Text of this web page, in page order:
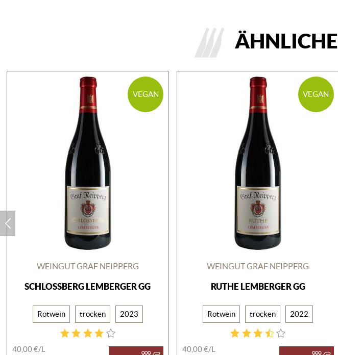
ÄHNLICHE
VEGAN
WEINGUT GRAF NEIPPERG
SCHLOSSBERG LEMBERGER GG
Rotwein trocken 2023
40,00 €/L
VEGAN
WEINGUT GRAF NEIPPERG
RUTHE LEMBERGER GG
Rotwein trocken 2022
40,00 €/L